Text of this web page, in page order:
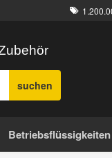
suchen
Betriebsflüssigkeiten